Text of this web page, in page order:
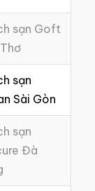
sạn Goft
sạn
Sài Gòn
sạn
Đà